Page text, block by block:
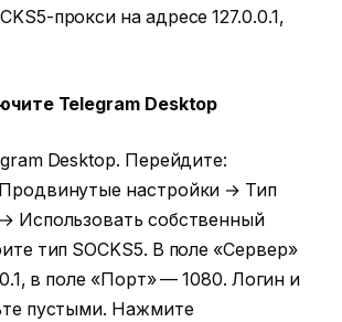
прокси на адресе 127.0.0.1,
Telegram Desktop
Desktop. Перейдите:
настройки → Тип
Использовать собственный
тип SOCKS5. В поле «Сервер»
в поле «Порт» — 1080. Логин и
пустыми. Нажмите